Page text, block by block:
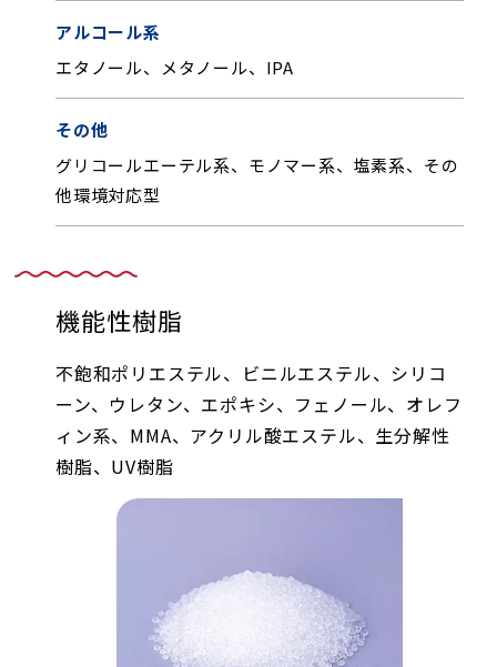
アルコール系
エタノール、メタノール、IPA
その他
グリコールエーテル系、モノマー系、塩素系、その
他環境対応型
機能性樹脂
不飽和ポリエステル、ビニルエステル、シリコ
ーン、ウレタン、エポキシ、フェノール、オレフ
ィン系、MMA、アクリル酸エステル、生分解性
樹脂、UV樹脂